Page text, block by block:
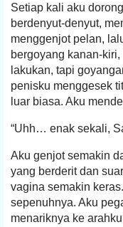
Setiap kali aku
berdenyut-denyut,
menggenjot pelan,
bergoyang kanan-
lakukan, tapi
penisku menggesek
luar biasa. Aku
“Uhh… enak sekali,
Aku genjot semakin
yang berderit dan
vagina semakin
sepenuhnya. Aku
menariknya ke